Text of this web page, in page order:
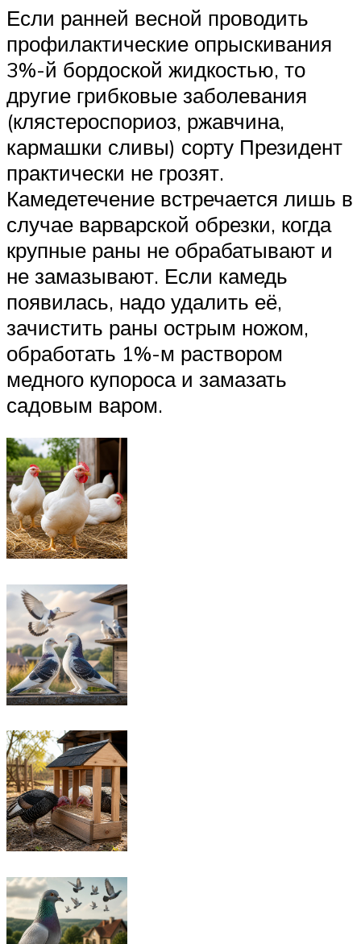
Если ранней весной проводить
профилактические опрыскивания
3%-й бордоской жидкостью, то
другие грибковые заболевания
(клястероспориоз, ржавчина,
кармашки сливы) сорту Президент
практически не грозят.
Камедетечение встречается лишь в
случае варварской обрезки, когда
крупные раны не обрабатывают и
не замазывают. Если камедь
появилась, надо удалить её,
зачистить раны острым ножом,
обработать 1%-м раствором
медного купороса и замазать
садовым варом.